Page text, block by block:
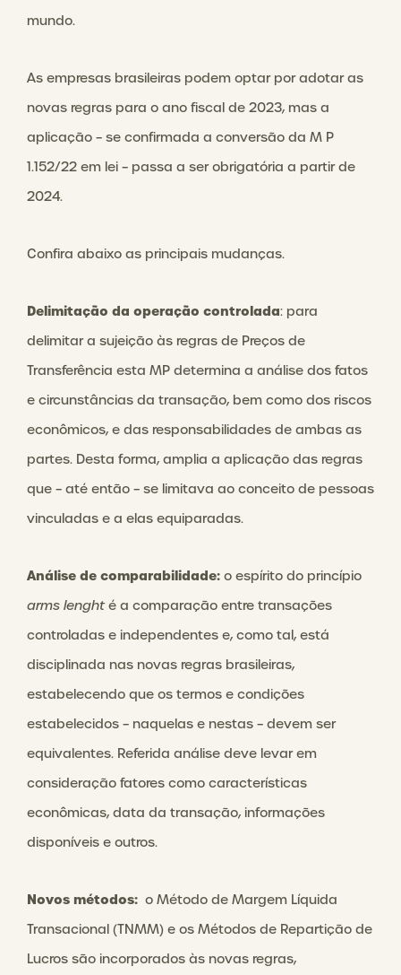
mundo.
As empresas brasileiras podem optar por adotar as
novas regras para o ano fiscal de 2023, mas a
aplicação – se confirmada a conversão da M P
1.152/22 em lei – passa a ser obrigatória a partir de
2024.
Confira abaixo as principais mudanças.
Delimitação da operação controlada: para
delimitar a sujeição às regras de Preços de
Transferência esta MP determina a análise dos fatos
e circunstâncias da transação, bem como dos riscos
econômicos, e das responsabilidades de ambas as
partes. Desta forma, amplia a aplicação das regras
que – até então – se limitava ao conceito de pessoas
vinculadas e a elas equiparadas.
Análise de comparabilidade: o espírito do princípio
arms lenght é a comparação entre transações
controladas e independentes e, como tal, está
disciplinada nas novas regras brasileiras,
estabelecendo que os termos e condições
estabelecidos – naquelas e nestas – devem ser
equivalentes. Referida análise deve levar em
consideração fatores como características
econômicas, data da transação, informações
disponíveis e outros.
Novos métodos: o Método de Margem Líquida
Transacional (TNMM) e os Métodos de Repartição de
Lucros são incorporados às novas regras,